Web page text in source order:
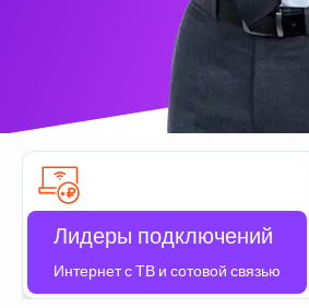
Лидеры подключений
Интернет с ТВ и сотовой связью